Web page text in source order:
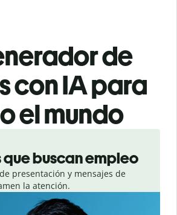
de
con IA para
el mundo
que buscan empleo
presentación y mensajes de
la atención.